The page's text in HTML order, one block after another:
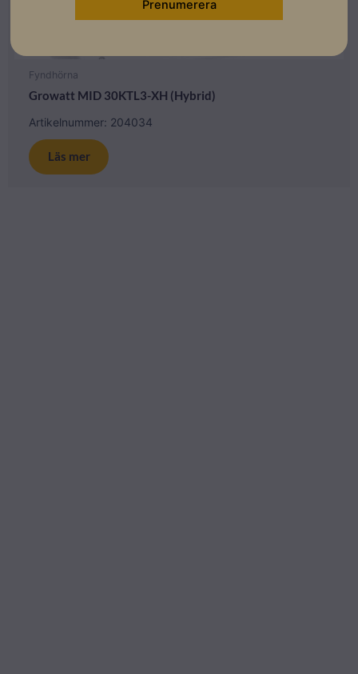
Fyndhörna
Growatt MID 30KTL3-XH (Hybrid)
Artikelnummer: 204034
Läs mer